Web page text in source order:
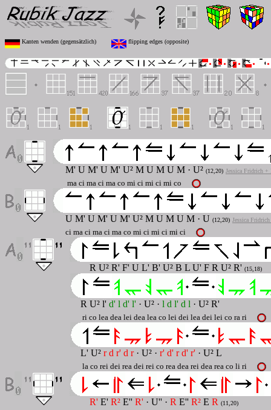
Kanten wenden (gegensätzlich) flipping edges (opposite)
M' U M' U M' U² M U M U M · U² (12,20) Jessica Fridrich
ma ci ma ci ma co mi ci mi ci mi co
U M' U M' U M' U² M U M U M · U (12,20) Jessica
ci ma ci ma ci ma co mi ci mi ci mi ci
R U² R' F' U L' B' U² B L U' F R U² R' (15,18)
R U² l' d' l d' l' · U² · l d l' d l · U² R'
ri co lea dea lei dea lea co lei dei lea dei lei co ra ri
L' U² r d r' d r· U² · r' d' r d' r' · U² L
la co rei dei rea dei rei co rea dea rei dea rea co li ri
R' E' R² E'' R' · U'' · R E'' R² E R (11,20)